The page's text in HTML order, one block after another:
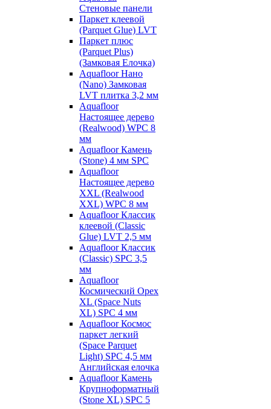
Стеновые панели
Паркет клеевой
(Parquet Glue) LVT
Паркет плюс
(Parquet Plus)
(Замковая Елочка)
Aquafloor Нано
(Nano) Замковая
LVT плитка 3,2 мм
Aquafloor
Настоящее дерево
(Realwood) WPC 8
мм
Aquafloor Камень
(Stone) 4 мм SPC
Aquafloor
Настоящее дерево
XXL (Realwood
XXL) WPC 8 мм
Aquafloor Классик
клеевой (Classic
Glue) LVT 2,5 мм
Aquafloor Классик
(Classic) SPC 3,5
мм
Aquafloor
Космический Орех
XL (Space Nuts
XL) SPC 4 мм
Aquafloor Космос
паркет легкий
(Space Parquet
Light) SPC 4,5 мм
Английская елочка
Aquafloor Камень
Крупноформатный
(Stone XL) SPC 5